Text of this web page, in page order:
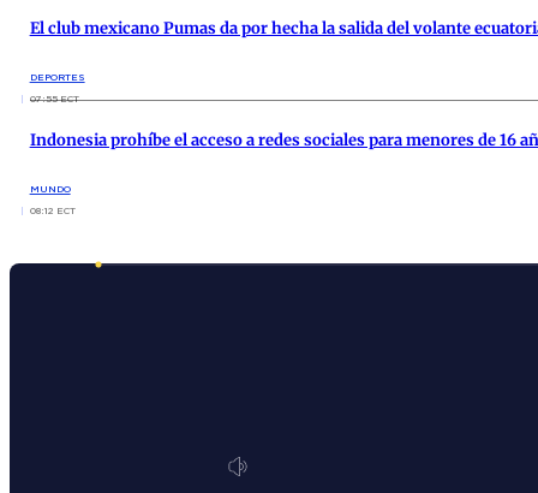
El club mexicano Pumas da por hecha la salida del volante
DEPORTES
07:55 ECT
Indonesia prohíbe el acceso a redes sociales para menores de 16
MUNDO
08:12 ECT